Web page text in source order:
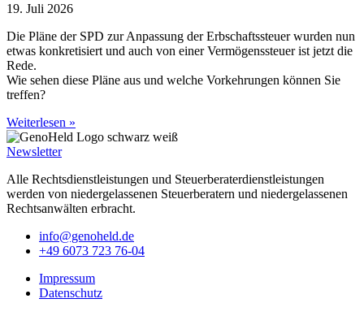
19. Juli 2026
Die Pläne der SPD zur Anpassung der Erbschaftssteuer wurden nun
etwas konkretisiert und auch von einer Vermögenssteuer ist jetzt die
Rede.
Wie sehen diese Pläne aus und welche Vorkehrungen können Sie
treffen?
Weiterlesen »
Newsletter
Alle Rechtsdienstleistungen und Steuerberaterdienstleistungen
werden von niedergelassenen Steuerberatern und niedergelassenen
Rechtsanwälten erbracht.
info@genoheld.de
+49 6073 723 76-04
Impressum
Datenschutz